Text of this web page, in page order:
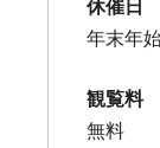
休催日
年末年
観覧料
無料